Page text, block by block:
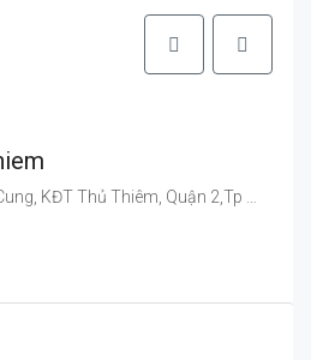
KĐT Thủ Thiêm, Quận 2,Tp HCM